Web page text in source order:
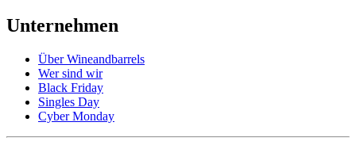
Unternehmen
Über Wineandbarrels
Wer sind wir
Black Friday
Singles Day
Cyber Monday